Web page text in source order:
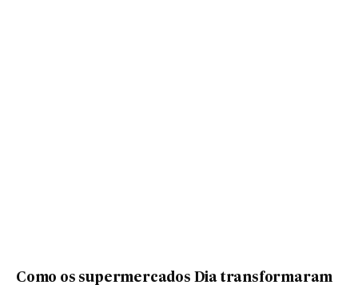
Como os supermercados Dia transformaram